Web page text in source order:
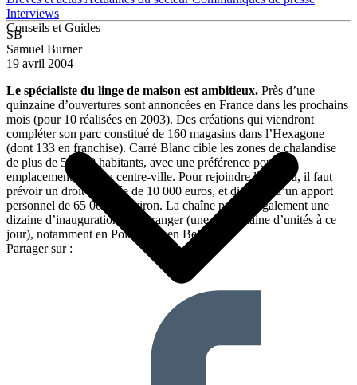
Interviews
Conseils et Guides
SB
Samuel Burner
19 avril 2004
Le spécialiste du linge de maison est ambitieux. Près d’une
quinzaine d’ouvertures sont annoncées en France dans les prochains
mois (pour 10 réalisées en 2003). Des créations qui viendront
compléter son parc constitué de 160 magasins dans l’Hexagone
(dont 133 en franchise). Carré Blanc cible les zones de chalandise
de plus de 50 000 habitants, avec une préférence pour les
emplacements n°1 en centre-ville. Pour rejoindre le réseau, il faut
prévoir un droit d’entrée de 10 000 euros, et disposer d’un apport
personnel de 65 000 € environ. La chaîne prévoit également une
dizaine d’inaugurations à l’étranger (une quarantaine d’unités à ce
jour), notamment en Pologne et en Belgique.
Partager sur :